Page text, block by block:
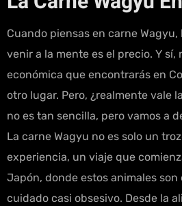
Cuando piensas en carne
venir a la mente es el precio. Y sí,
económica que encontrarás en
otro lugar. Pero, ¿realmente vale
no es tan sencilla, pero vamos a
La carne Wagyu no es solo un
experiencia, un viaje que
Japón, donde estos animales son
cuidado casi obsesivo. Desde la